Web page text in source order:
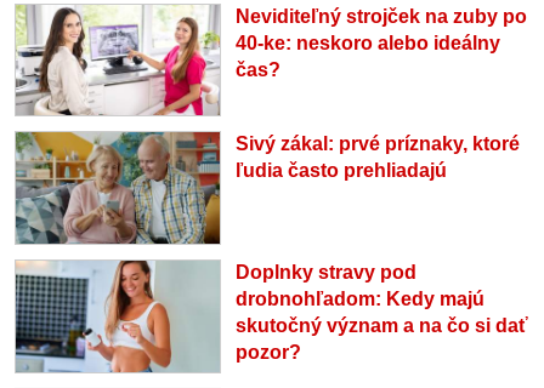
Neviditeľný strojček na zuby po
40-ke: neskoro alebo ideálny
čas?
Sivý zákal: prvé príznaky, ktoré
ľudia často prehliadajú
Doplnky stravy pod
drobnohľadom: Kedy majú
skutočný význam a na čo si dať
pozor?